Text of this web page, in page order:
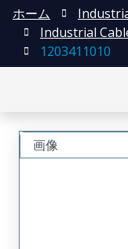
ホーム
Industrial
1203411010
画像